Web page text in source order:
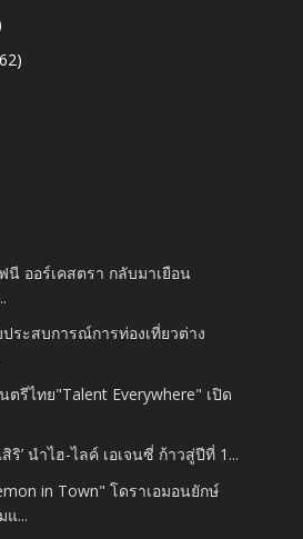
นี ออร์เคสตรา กลับมาเยือน
ระสบการณ์การท่องเที่ยวต่าง
ตรีไทย"Talent Everywhere" เปิด
นำไฮ-ไลค์ เอเจนซี่ ก้าวสู่ปีที่ 1...
in Town" โดราเอมอนยักษ์
แ...